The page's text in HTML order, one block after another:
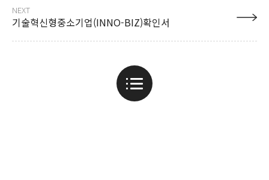
NEXT
기술혁신형중소기업(INNO-BIZ)확인서